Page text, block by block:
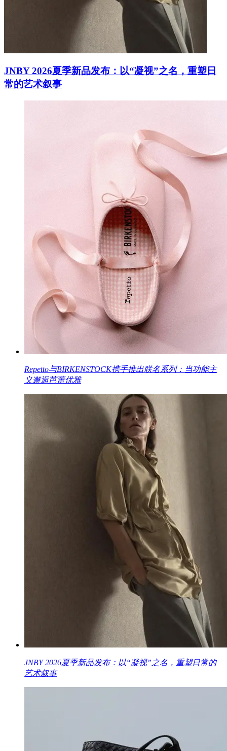
JNBY 2026夏季新品发布：以“凝视”之名，重塑日
常的艺术叙事
Repetto与BIRKENSTOCK携手推出联名系列：当功能主
义邂逅芭蕾优雅
JNBY 2026夏季新品发布：以“凝视”之名，重塑日常的
艺术叙事